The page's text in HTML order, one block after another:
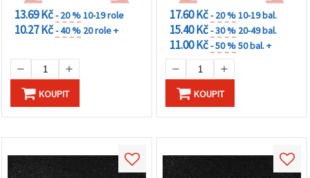
13.69 Kč- 20 %10-19 role
10.27 Kč- 40 % 20 role +
KOUPIT
17.60 Kč- 20 %10-19 bal.
15.40 Kč- 30 % 20-49 bal.
11.00 Kč- 50 %50 bal. +
KOUPIT